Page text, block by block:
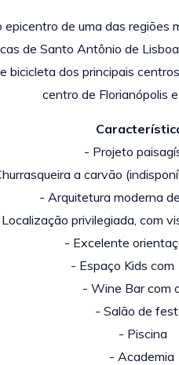
de uma das regiões
de Santo Antônio de
bicicleta dos principais
centro de Florianópolis
- Projeto
a carvão
- Arquitetura moderna
privilegiada, com
- Excelente
- Espaço Kids com
- Wine Bar com
- Salão de
- Piscina
- Academia